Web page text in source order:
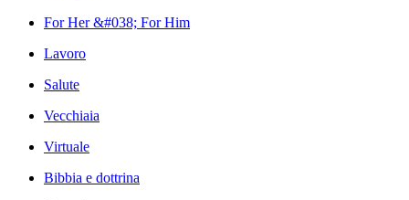
For Her &#038; For Him
Lavoro
Salute
Vecchiaia
Virtuale
Bibbia e dottrina